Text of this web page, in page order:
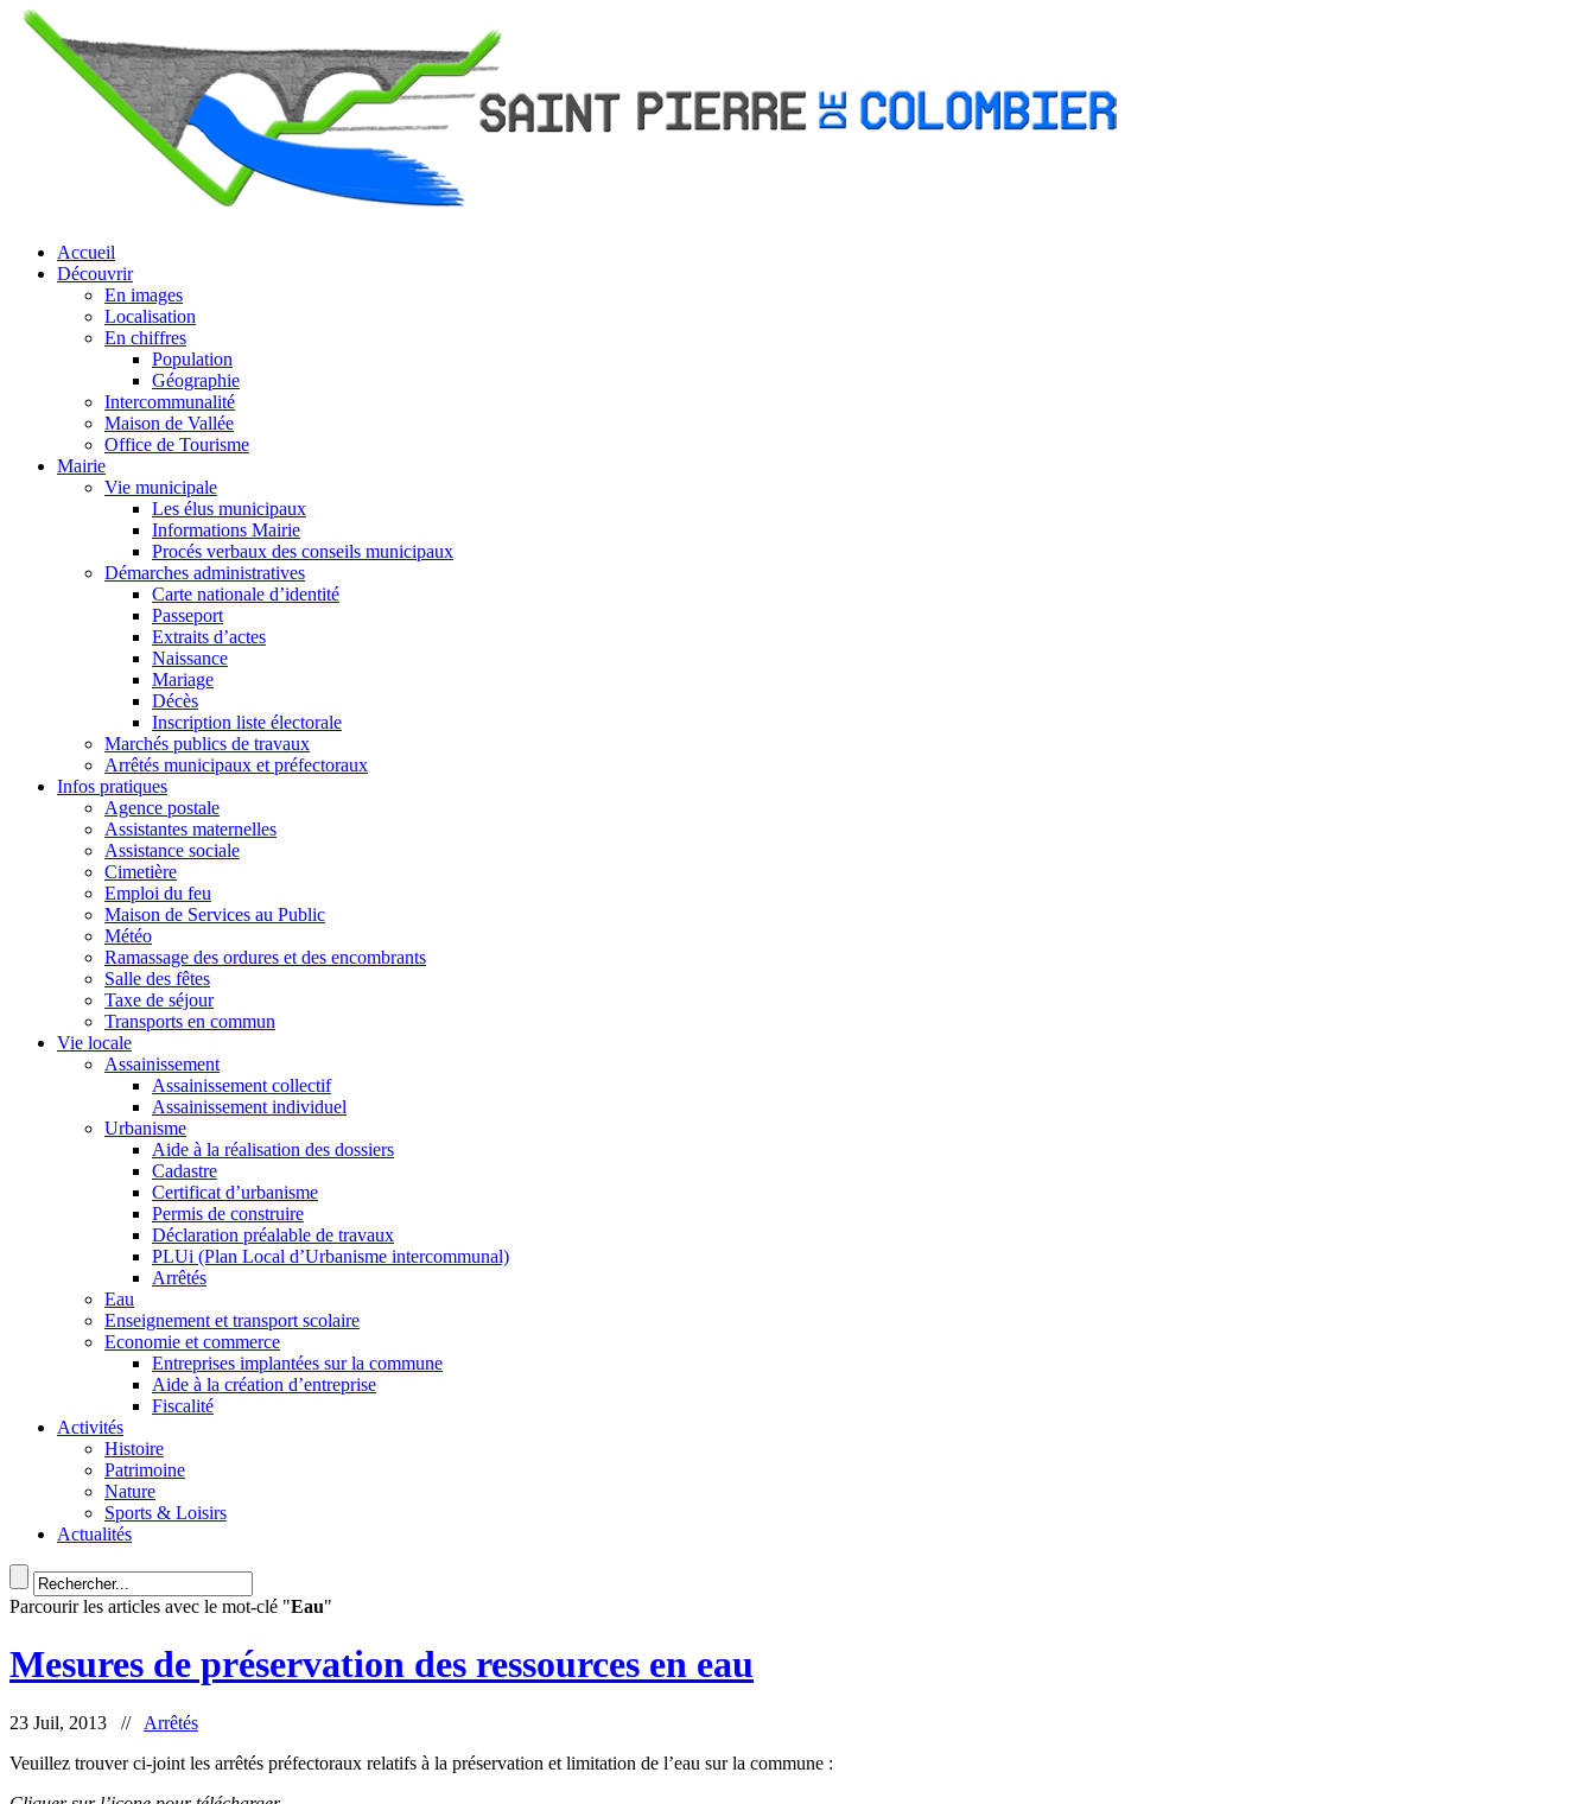
Accueil
Découvrir
En images
Localisation
En chiffres
Population
Géographie
Intercommunalité
Maison de Vallée
Office de Tourisme
Mairie
Vie municipale
Les élus municipaux
Informations Mairie
Procés verbaux des conseils municipaux
Démarches administratives
Carte nationale d’identité
Passeport
Extraits d’actes
Naissance
Mariage
Décès
Inscription liste électorale
Marchés publics de travaux
Arrêtés municipaux et préfectoraux
Infos pratiques
Agence postale
Assistantes maternelles
Assistance sociale
Cimetière
Emploi du feu
Maison de Services au Public
Météo
Ramassage des ordures et des encombrants
Salle des fêtes
Taxe de séjour
Transports en commun
Vie locale
Assainissement
Assainissement collectif
Assainissement individuel
Urbanisme
Aide à la réalisation des dossiers
Cadastre
Certificat d’urbanisme
Permis de construire
Déclaration préalable de travaux
PLUi (Plan Local d’Urbanisme intercommunal)
Arrêtés
Eau
Enseignement et transport scolaire
Economie et commerce
Entreprises implantées sur la commune
Aide à la création d’entreprise
Fiscalité
Activités
Histoire
Patrimoine
Nature
Sports & Loisirs
Actualités
Parcourir les articles avec le mot-clé "Eau"
Mesures de préservation des ressources en eau
23 Juil, 2013 // Arrêtés
Veuillez trouver ci-joint les arrêtés préfectoraux relatifs à la préservation et limitation de l’eau sur la commune :